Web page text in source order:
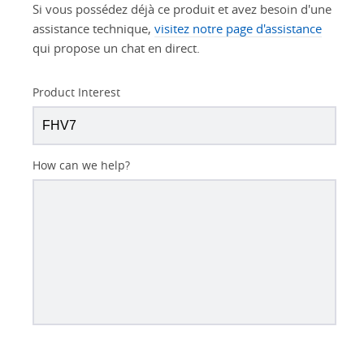
Si vous possédez déjà ce produit et avez besoin d'une
assistance technique, visitez notre page d'assistance
qui propose un chat en direct.
Product Interest
How can we help?